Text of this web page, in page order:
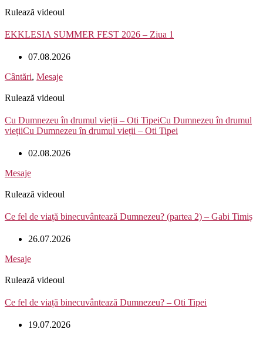
Rulează videoul
EKKLESIA SUMMER FEST 2026 – Ziua 1
07.08.2026
Cântări, Mesaje
Rulează videoul
Cu Dumnezeu în drumul vieții – Oti TipeiCu Dumnezeu în drumul
viețiiCu Dumnezeu în drumul vieții – Oti Tipei
02.08.2026
Mesaje
Rulează videoul
Ce fel de viață binecuvântează Dumnezeu? (partea 2) – Gabi Timiș
26.07.2026
Mesaje
Rulează videoul
Ce fel de viață binecuvântează Dumnezeu? – Oti Tipei
19.07.2026